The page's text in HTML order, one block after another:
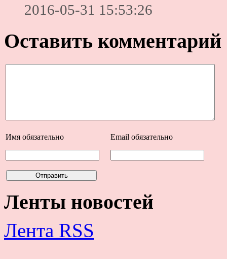
2016-05-31 15:53:26
Оставить комментарий
Имя обязательно Email обязательно
Ленты новостей
Лента RSS